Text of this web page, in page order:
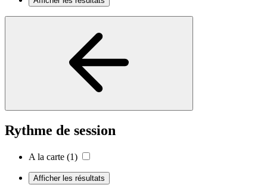
Rythme de session
A la carte (1)
Afficher les résultats